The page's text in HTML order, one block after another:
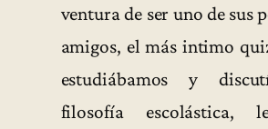
ventura de ser uno de sus
amigos, el más intimo
estudiábamos y
filosofía escolástica,